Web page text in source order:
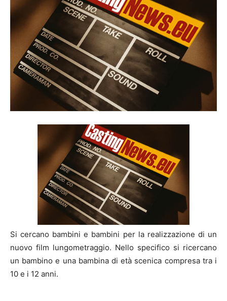
Si cercano bambini e bambini per la realizzazione di un
nuovo film lungometraggio. Nello specifico si ricercano
un bambino e una bambina di età scenica compresa tra i
10 e i 12 anni.